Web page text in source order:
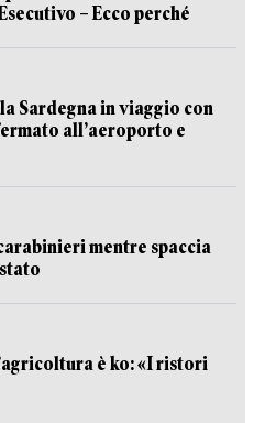
– Ecco perché
Sardegna in viaggio con
all’aeroporto e
mentre spaccia
è ko: «I ristori